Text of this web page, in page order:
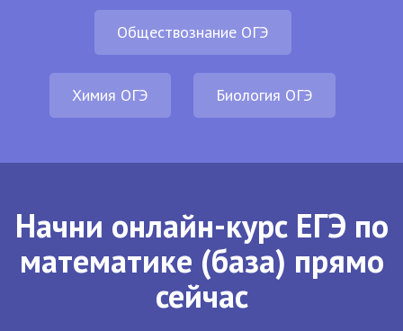
Обществознание ОГЭ
Химия ОГЭ Биология ОГЭ
Начни онлайн-курс ЕГЭ по
математике (база) прямо
сейчас